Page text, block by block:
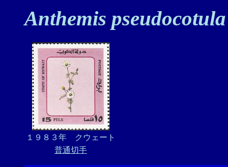
Anthemis pseudocotula
１９８３年 クウェート
普通切手